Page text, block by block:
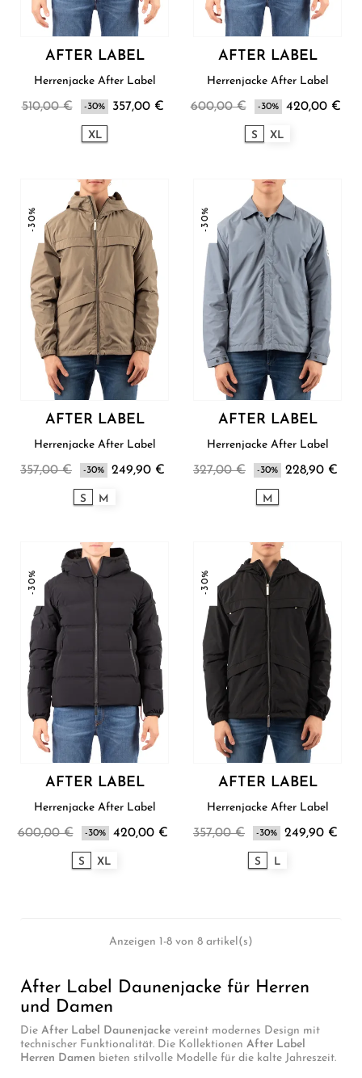
AFTER LABEL
Herrenjacke After Label
510,00 € -30% 357,00 €
XL
AFTER LABEL
Herrenjacke After Label
600,00 € -30% 420,00 €
S XL
-30%
AFTER LABEL
Herrenjacke After Label
357,00 € -30% 249,90 €
S M
-30%
AFTER LABEL
Herrenjacke After Label
327,00 € -30% 228,90 €
M
-30%
AFTER LABEL
Herrenjacke After Label
600,00 € -30% 420,00 €
S XL
-30%
AFTER LABEL
Herrenjacke After Label
357,00 € -30% 249,90 €
S L
Anzeigen 1-8 von 8 artikel(s)
After Label Daunenjacke für Herren
und Damen
Die After Label Daunenjacke vereint modernes Design mit
technischer Funktionalität. Die Kollektionen After Label
Herren Damen bieten stilvolle Modelle für die kalte Jahreszeit.